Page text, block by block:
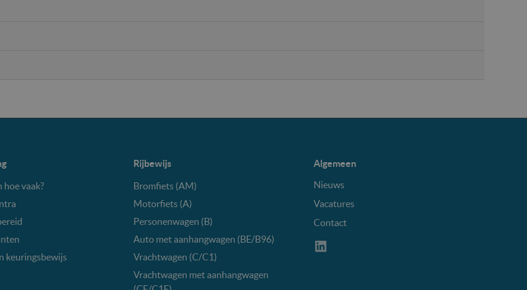
hoe vaak?
keuringsbewijs
Rijbewijs
Bromfiets (AM)
Motorfiets (A)
Personenwagen (B)
Auto met aanhangwagen (BE/B96)
Vrachtwagen (C/C1)
Vrachtwagen met aanhangwagen
Algemeen
Nieuws
Vacatures
Contact